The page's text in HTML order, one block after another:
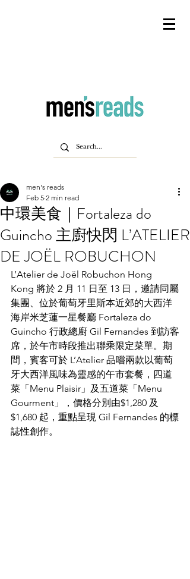
中環美食｜Fortaleza do
Guincho 主廚快閃 L’ATELIER
DE JOËL ROBUCHON
men's reads
Feb 5 2 min read
L’Atelier de Joël Robuchon Hong
Kong 將於 2 月 11 日至 13 日，邀請同屬
集團、位於葡萄牙里斯本近郊的大西洋
海岸米芝蓮一星餐廳 Fortaleza do
Guincho 行政總廚 Gil Fernandes 到訪客
席，於午市時段推出聯乘限定菜單。期
間，賓客可於 L’Atelier 品嚐兩款以葡萄
牙大西洋風味為靈感的午市套餐，四道
菜「Menu Plaisir」及五道菜「Menu
Gourment」，價格分別由$1,280 及
$1,680 起，重點呈現 Gil Fernandes 的標
誌性創作。